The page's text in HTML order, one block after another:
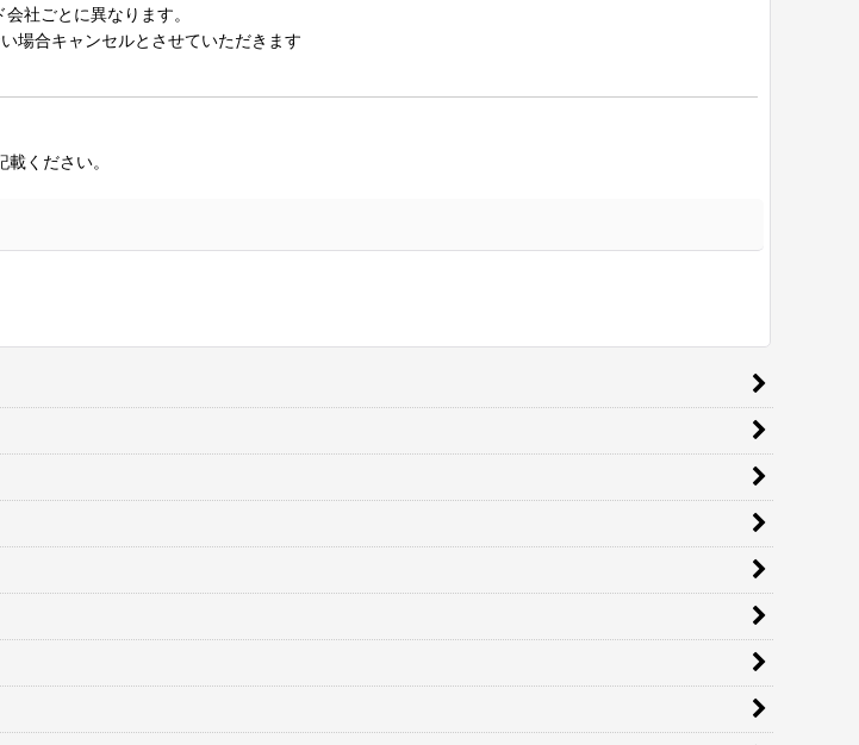
社ごとに異なります。
場合キャンセルとさせていただきます
ください。